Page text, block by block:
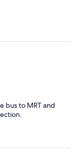
bus to MRT and